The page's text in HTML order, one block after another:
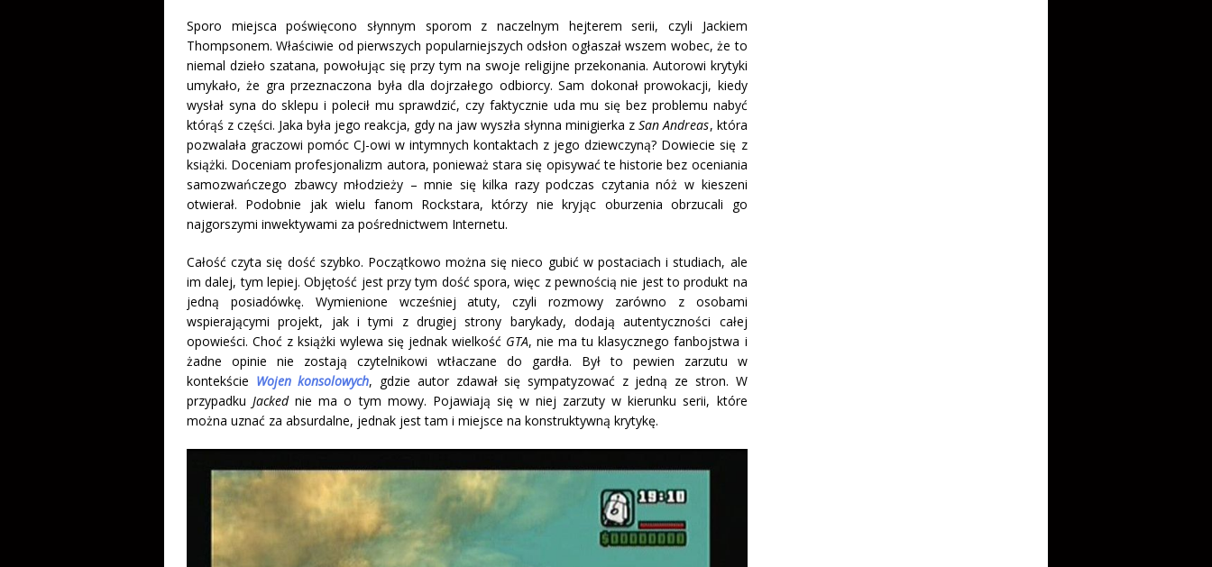
Sporo miejsca poświęcono słynnym sporom z naczelnym hejterem serii, czyli Jackiem
Thompsonem. Właściwie od pierwszych popularniejszych odsłon ogłaszał wszem wobec, że to
niemal dzieło szatana, powołując się przy tym na swoje religijne przekonania. Autorowi krytyki
umykało, że gra przeznaczona była dla dojrzałego odbiorcy. Sam dokonał prowokacji, kiedy
wysłał syna do sklepu i polecił mu sprawdzić, czy faktycznie uda mu się bez problemu nabyć
którąś z części. Jaka była jego reakcja, gdy na jaw wyszła słynna minigierka zSan Andreas, która
pozwalała graczowi pomóc CJ-owi w intymnych kontaktach z jego dziewczyną? Dowiecie się z
książki. Doceniam profesjonalizm autora, ponieważ stara się opisywać te historie bez oceniania
samozwańczego zbawcy młodzieży – mnie się kilka razy podczas czytania nóż w kieszeni
otwierał. Podobnie jak wielu fanom Rockstara, którzy nie kryjąc oburzenia obrzucali go
najgorszymi inwektywami za pośrednictwem Internetu.
Całość czyta się dość szybko. Początkowo można się nieco gubić w postaciach i studiach, ale
im dalej, tym lepiej. Objętość jest przy tym dość spora, więc z pewnością nie jest to produkt na
jedną posiadówkę. Wymienione wcześniej atuty, czyli rozmowy zarówno z osobami
wspierającymi projekt, jak i tymi z drugiej strony barykady, dodają autentyczności całej
opowieści. Choć z książki wylewa się jednak wielkość GTA, nie ma tu klasycznego fanbojstwa i
żadne opinie nie zostają czytelnikowi wtłaczane do gardła. Był to pewien zarzutu w
kontekście Wojen konsolowych, gdzie autor zdawał się sympatyzować z jedną ze stron. W
przypadkuJackednie ma o tym mowy. Pojawiają się w niej zarzuty w kierunku serii, które
można uznać za absurdalne, jednak jest tam i miejsce na konstruktywną krytykę.